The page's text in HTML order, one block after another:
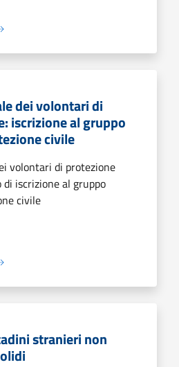
dei volontari di
iscrizione al gruppo
civile
volontari di protezione
iscrizione al gruppo
civile
stranieri non